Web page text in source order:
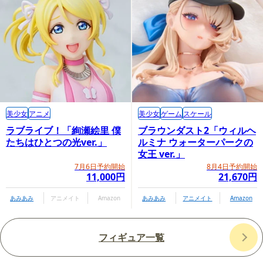
ラブライブ！「絢瀬絵里 僕
たちはひとつの光ver.」
7月6日予約開始
11,000円
美少女アニメ
あみあみ アニメイト Amazon
ブラウンダスト2「ウィルヘ
ルミナ ウォーターパークの
女王 ver.」
8月4日予約開始
21,670円
美少女ゲーム スケール
あみあみ アニメイト Amazon
フィギュア一覧